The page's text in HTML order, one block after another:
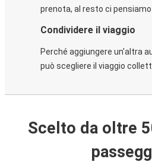
prenota, al resto ci pensiamo
Condividere il viaggio
Perché aggiungere un'altra
può scegliere il viaggio
Scelto da oltre